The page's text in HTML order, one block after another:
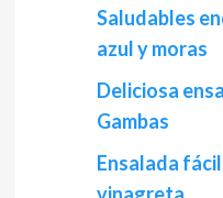
Saludables
azul y moras
Deliciosa
Gambas
Ensalada